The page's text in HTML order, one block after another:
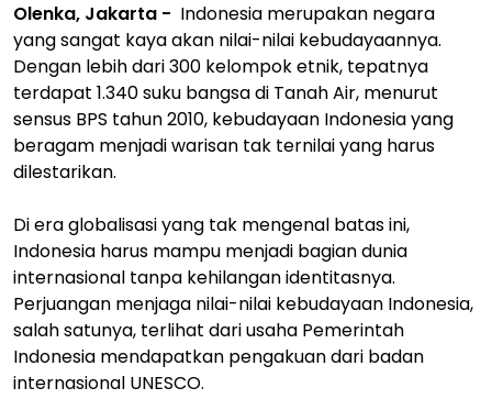
Olenka, Jakarta - Indonesia merupakan negara
yang sangat kaya akan nilai-nilai kebudayaannya.
Dengan lebih dari 300 kelompok etnik, tepatnya
terdapat 1.340 suku bangsa di Tanah Air, menurut
sensus BPS tahun 2010, kebudayaan Indonesia yang
beragam menjadi warisan tak ternilai yang harus
dilestarikan.
Di era globalisasi yang tak mengenal batas ini,
Indonesia harus mampu menjadi bagian dunia
internasional tanpa kehilangan identitasnya.
Perjuangan menjaga nilai-nilai kebudayaan Indonesia,
salah satunya, terlihat dari usaha Pemerintah
Indonesia mendapatkan pengakuan dari badan
internasional UNESCO.